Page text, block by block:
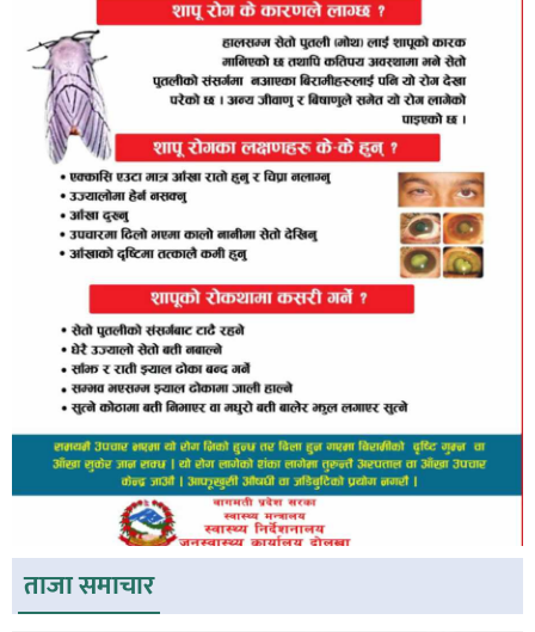
ताजा समाचार